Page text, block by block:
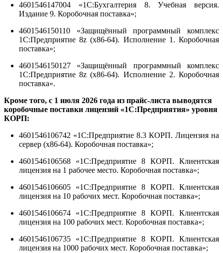
4601546147004 «1С:Бухгалтерия 8. Учебная версия.
Издание 9. Коробочная поставка»;
4601546150110 «Защищённый программный комплекс
1С:Предприятие 8z (x86-64). Исполнение 1. Коробочная
поставка»;
4601546150127 «Защищённый программный комплекс
1С:Предприятие 8z (x86-64). Исполнение 2. Коробочная
поставка».
Кроме того, с 1 июля 2026 года из прайс-листа выводятся
коробочные поставки лицензий «1С:Предприятия» уровня
КОРП:
4601546106742 «1С:Предприятие 8.3 КОРП. Лицензия на
сервер (x86-64). Коробочная поставка»;
4601546106568 «1С:Предприятие 8 КОРП. Клиентская
лицензия на 1 рабочее место. Коробочная поставка»;
4601546106605 «1С:Предприятие 8 КОРП. Клиентская
лицензия на 10 рабочих мест. Коробочная поставка»;
4601546106674 «1С:Предприятие 8 КОРП. Клиентская
лицензия на 100 рабочих мест. Коробочная поставка»;
4601546106735 «1С:Предприятие 8 КОРП. Клиентская
лицензия на 1000 рабочих мест. Коробочная поставка»;